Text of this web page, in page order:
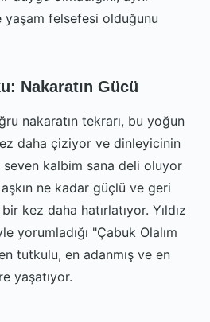
felsefesi olduğunu
Nakaratın Gücü
nakaratın tekrarı, bu yoğun
daha çiziyor ve dinleyicinin
seven kalbim sana deli oluyor
ne kadar güçlü ve geri
kez daha hatırlatıyor. Yıldız
yorumladığı "Çabuk Olalım
en tutkulu, en adanmış ve en
yaşatıyor.